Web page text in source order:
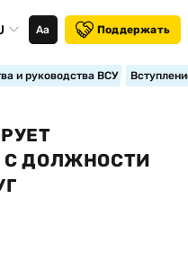
Аа Поддержать
и руководства ВСУ
С ДОЛЖНОСТИ